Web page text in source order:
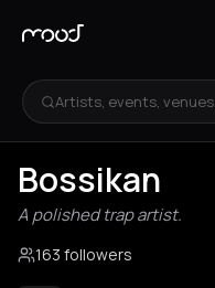
Artists, events, venues...
Bossikan
A polished trap artist.
163 followers